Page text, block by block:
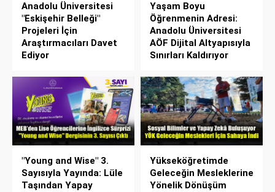
Anadolu Üniversitesi
"Eskişehir Belleği"
Projeleri İçin
Araştırmacıları Davet
Ediyor
Yaşam Boyu
Öğrenmenin Adresi:
Anadolu Üniversitesi
AÖF Dijital Altyapısıyla
Sınırları Kaldırıyor
"Young and Wise" 3.
Sayısıyla Yayında: Lüle
Taşından Yapay
Yükseköğretimde
Geleceğin Mesleklerine
Yönelik Dönüşüm